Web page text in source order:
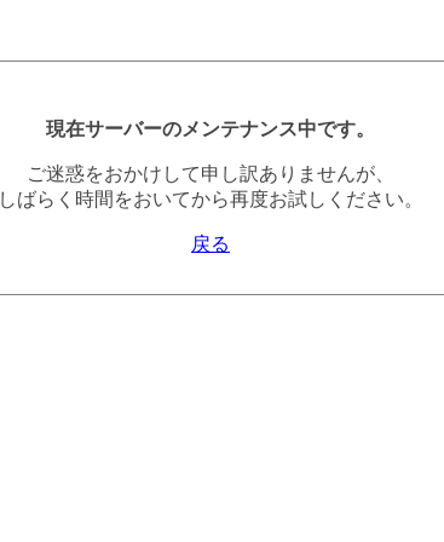
現在サーバーのメンテナンス中です。
ご迷惑をおかけして申し訳ありませんが、
しばらく時間をおいてから再度お試しください。
戻る